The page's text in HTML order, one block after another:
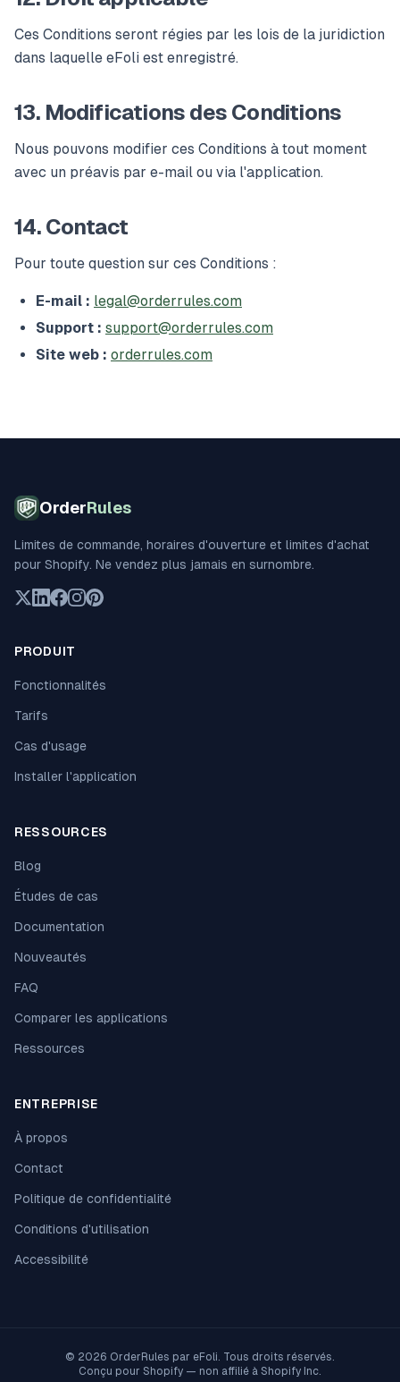
Ces Conditions seront régies par les lois de la juridiction
dans laquelle eFoli est enregistré.
13. Modifications des Conditions
Nous pouvons modifier ces Conditions à tout moment
avec un préavis par e-mail ou via l'application.
14. Contact
Pour toute question sur ces Conditions :
E-mail : legal@orderrules.com
Support : support@orderrules.com
Site web : orderrules.com
OrderRules
Limites de commande, horaires d'ouverture et limites d'achat
pour Shopify. Ne vendez plus jamais en surnombre.
PRODUIT
Fonctionnalités
Tarifs
Cas d'usage
Installer l'application
RESSOURCES
Blog
Études de cas
Documentation
Nouveautés
FAQ
Comparer les applications
Ressources
ENTREPRISE
À propos
Contact
Politique de confidentialité
Conditions d'utilisation
Accessibilité
© 2026 OrderRules par eFoli. Tous droits réservés.
Conçu pour Shopify — non affilié à Shopify Inc.